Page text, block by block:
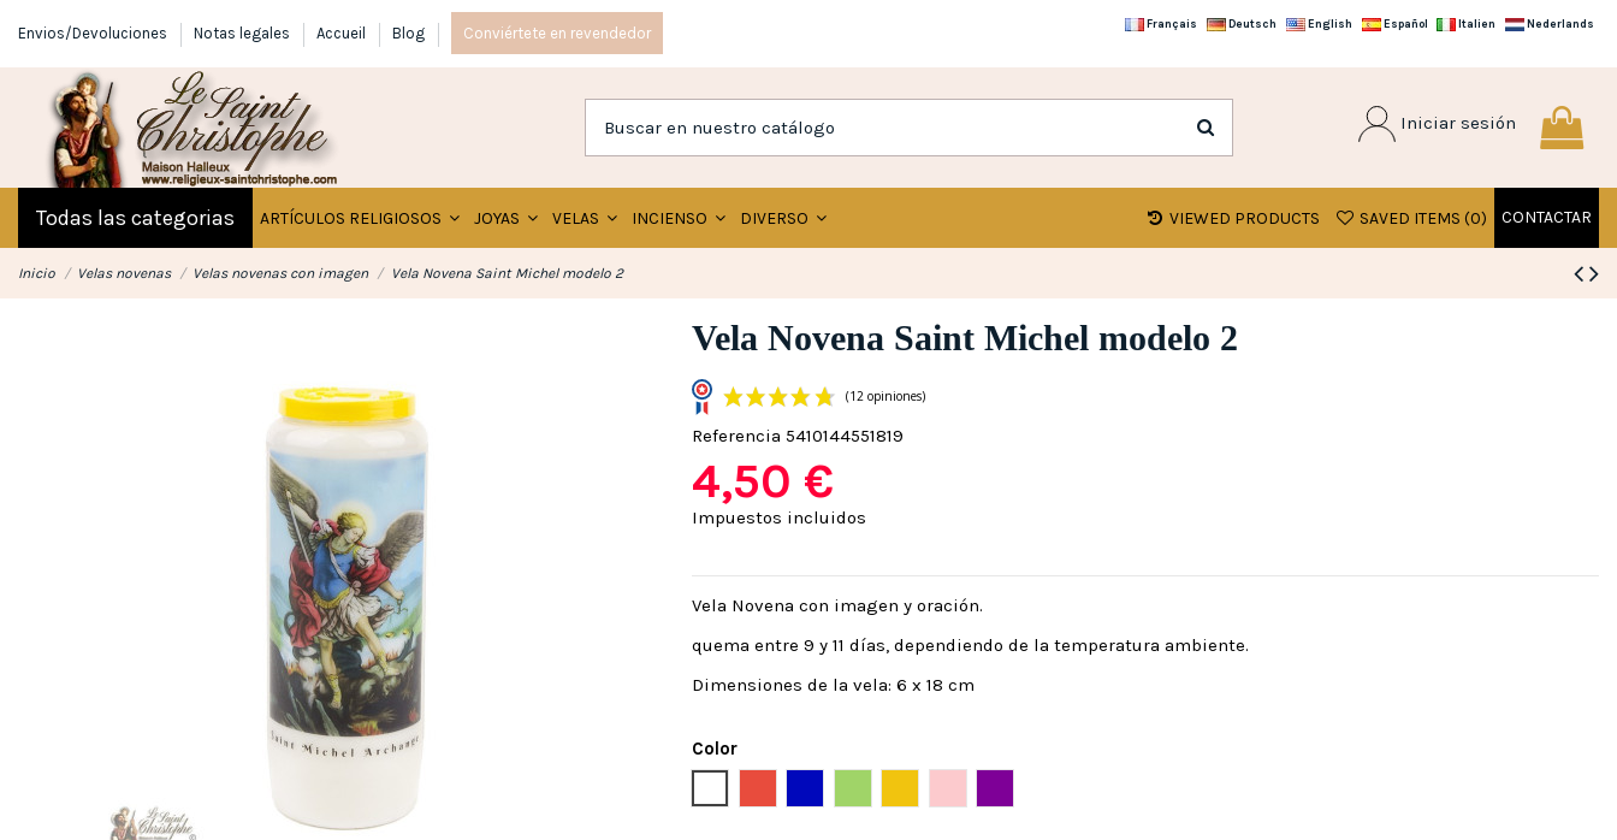
Envios/Devoluciones Notas legales Accueil Blog Conviértete en revendedor
Français Deutsch English Español Italien Nederlands
Iniciar sesión
Todas las categorias ARTÍCULOS RELIGIOSOS JOYAS VELAS INCIENSO DIVERSO CONTACTAR
SAVED ITEMS (0)
VIEWED PRODUCTS
Inicio Velas novenas Velas novenas con imagen Vela Novena Saint Michel modelo 2
Vela Novena Saint Michel modelo 2
Referencia 5410144551819
4,50 €
Impuestos incluidos
Vela Novena con imagen y oración.
quema entre 9 y 11 días, dependiendo de la temperatura ambiente.
Dimensiones de la vela: 6 x 18 cm
Color